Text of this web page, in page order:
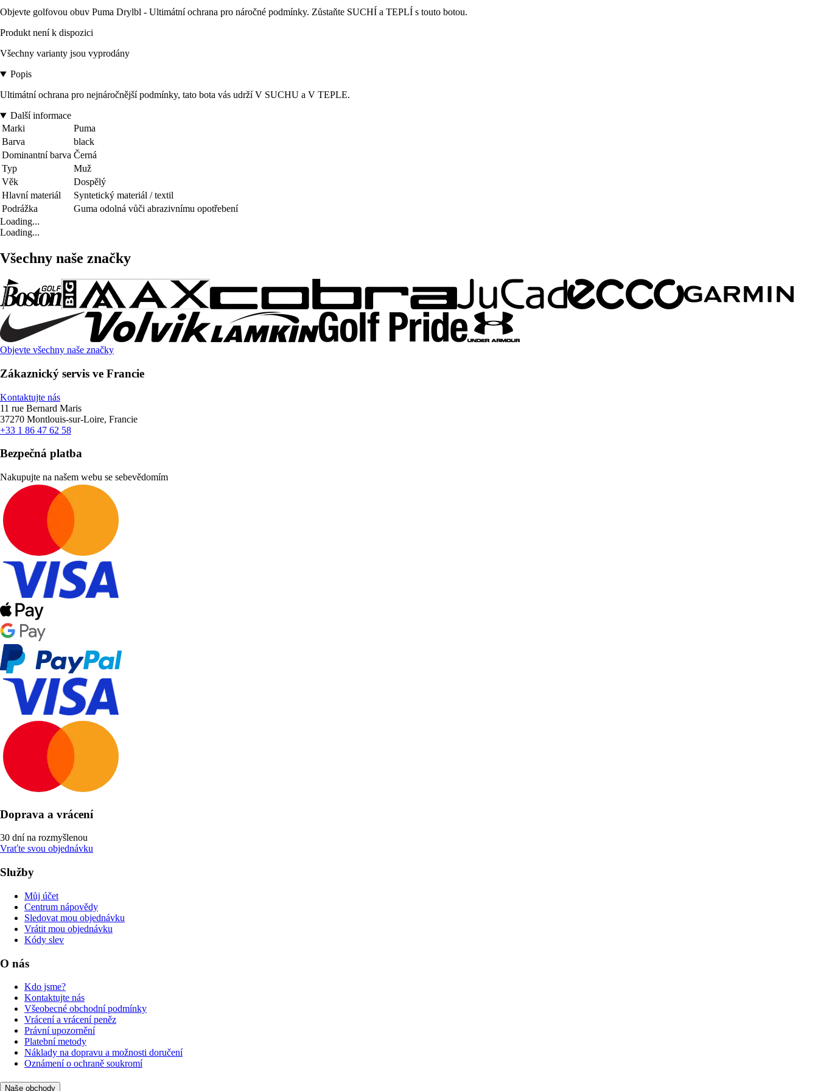
Objevte golfovou obuv Puma Drylbl - Ultimátní ochrana pro náročné podmínky. Zůstaňte SUCHÍ a TEPLÍ s touto botou.
Produkt není k dispozici
Všechny varianty jsou vyprodány
Popis
Ultimátní ochrana pro nejnáročnější podmínky, tato bota vás udrží V SUCHU a V TEPLE.
Další informace
Marki
Puma
Barva
black
Dominantní barva Černá
Typ
Muž
Věk
Dospělý
Hlavní materiál
Syntetický materiál / textil
Podrážka
Guma odolná vůči abrazivnímu opotřebení
Loading...
Loading...
Všechny naše značky
Objevte všechny naše značky
Zákaznický servis ve Francie
Kontaktujte nás
11 rue Bernard Maris
37270 Montlouis-sur-Loire, Francie
+33 1 86 47 62 58
Bezpečná platba
Nakupujte na našem webu se sebevědomím
Doprava a vrácení
30 dní na rozmyšlenou
Vraťte svou objednávku
Služby
Můj účet
Centrum nápovědy
Sledovat mou objednávku
Vrátit mou objednávku
Kódy slev
O nás
Kdo jsme?
Kontaktujte nás
Všeobecné obchodní podmínky
Vrácení a vrácení peněz
Právní upozornění
Platební metody
Náklady na dopravu a možnosti doručení
Oznámení o ochraně soukromí
Naše obchody